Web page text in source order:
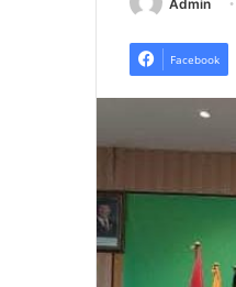
Admin
Facebook